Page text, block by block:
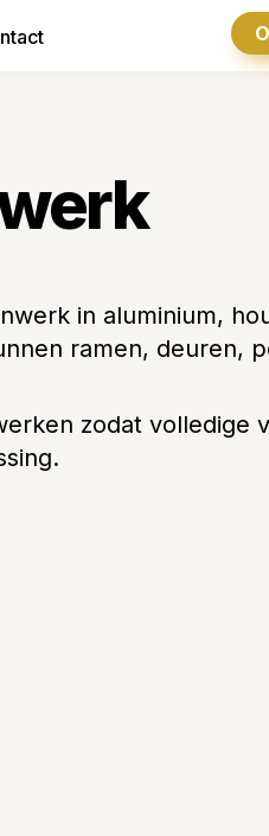
in aluminium,
ramen, deuren,
zodat volledige